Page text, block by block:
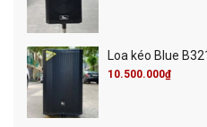
Loa kéo Blue
10.500.000₫